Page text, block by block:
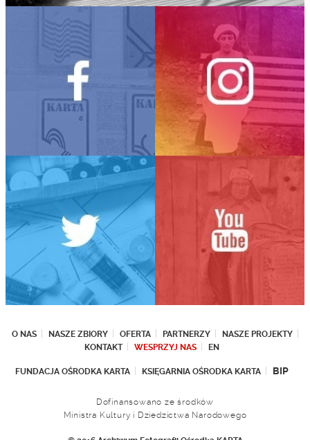
O NAS NASZE ZBIORY OFERTA PARTNERZY
NASZE PROJEKTY
KONTAKT
WESPRZYJ NAS EN
FUNDACJA OŚRODKA KARTA KSIĘGARNIA OŚRODKA KARTA BIP
Dofinansowano ze środków
Ministra Kultury i Dziedzictwa Narodowego